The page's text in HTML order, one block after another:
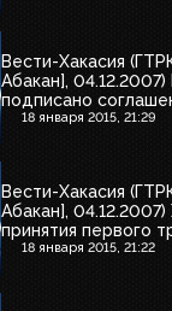
Вести-Хакасия
Абакан],
подписано
правительством
18 января 2015, 21:29
Вести-Хакасия
Абакан],
принятия первого
бюджета
18 января 2015, 21:22